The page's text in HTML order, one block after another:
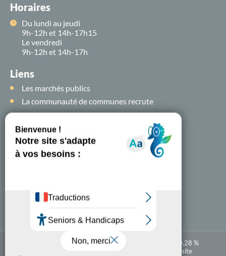
A+
Horaires
Du lundi au jeudi
9h-12h et 14h-17h15
Le vendredi
9h-12h et 14h-17h
Liens
Les marchés publics
La communauté de communes recrute
Suivez-nous sur
les
réseaux sociaux !
Nous contacter
Accessibilité numérique : partiellement conforme à 80,28 %
Plan du site